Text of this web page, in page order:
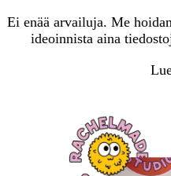
Ei enää arvailuja. Me
ideoinnista aina